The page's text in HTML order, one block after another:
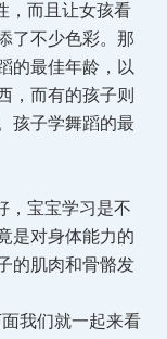
，而且让女孩看
了不少色彩。那
的最佳年龄，以
，而有的孩子则
孩子学舞蹈的最
，宝宝学习是不
是对身体能力的
的肌肉和骨骼发
我们就一起来看